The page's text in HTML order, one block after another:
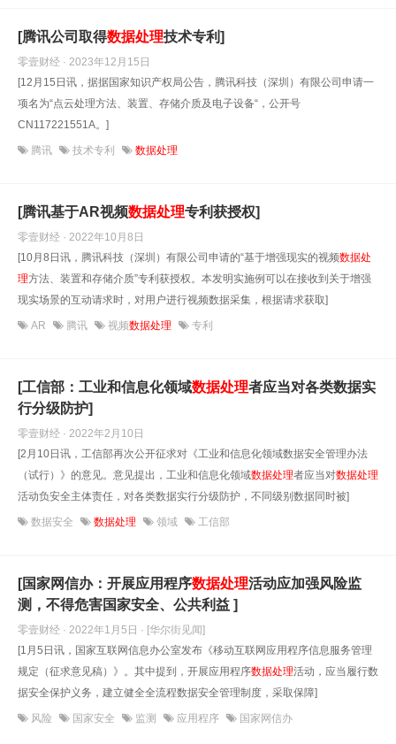
[腾讯公司取得数据处理技术专利]
零壹财经 · 2023年12月15日
[12月15日讯，据据国家知识产权局公告，腾讯科技（深圳）有限公司申请一
项名为“点云处理方法、装置、存储介质及电子设备“，公开号
CN117221551A。]
腾讯 技术专利 数据处理
[腾讯基于AR视频数据处理专利获授权]
零壹财经 · 2022年10月8日
[10月8日讯，腾讯科技（深圳）有限公司申请的“基于增强现实的视频数据处
理方法、装置和存储介质”专利获授权。本发明实施例可以在接收到关于增强
现实场景的互动请求时，对用户进行视频数据采集，根据请求获取]
AR 腾讯 视频数据处理 专利
[工信部：工业和信息化领域数据处理者应当对各类数据实
行分级防护]
零壹财经 · 2022年2月10日
[2月10日讯，工信部再次公开征求对《工业和信息化领域数据安全管理办法
（试行）》的意见。意见提出，工业和信息化领域数据处理者应当对数据处理
活动负安全主体责任，对各类数据实行分级防护，不同级别数据同时被]
数据安全 数据处理 领域 工信部
[国家网信办：开展应用程序数据处理活动应加强风险监
测，不得危害国家安全、公共利益 ]
零壹财经 · 2022年1月5日 · [华尔街见闻]
[1月5日讯，国家互联网信息办公室发布《移动互联网应用程序信息服务管理
规定（征求意见稿）》。其中提到，开展应用程序数据处理活动，应当履行数
据安全保护义务，建立健全全流程数据安全管理制度，采取保障]
风险 国家安全 监测 应用程序 国家网信办